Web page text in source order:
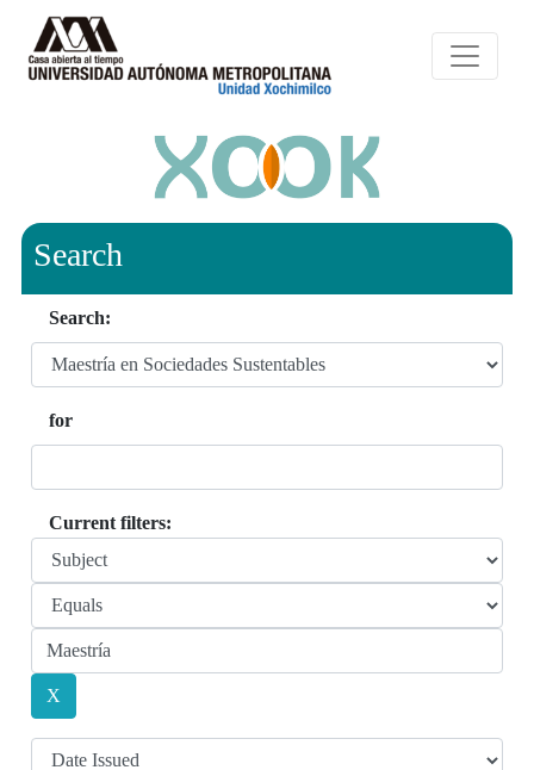
Search
Search:
for
Current filters: